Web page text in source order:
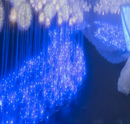
ニュース
パーティレポート
アクセス